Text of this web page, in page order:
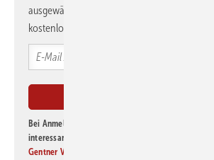
ausgewählte Informationen und Neuigkeiten,
kostenlos direkt ins Postfach.
Bei Anmeldung zu diesem Newsletter bin ich damit
interessante Verlags- und Online-Angebote
Gentner Verlag GmbH & Co. KG